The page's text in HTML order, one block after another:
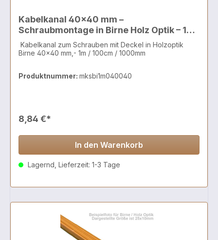
Kabelkanal 40x40 mm –
Schraubmontage in Birne Holz Optik – 1
Meter
Kabelkanal zum Schrauben mit Deckel in Holzoptik
Birne 40x40 mm,- 1m / 100cm / 1000mm
Produktnummer: mksbi1m040040
8,84 €*
In den Warenkorb
Lagernd, Lieferzeit: 1-3 Tage